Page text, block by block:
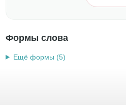
Формы слова
Ещё формы (5)